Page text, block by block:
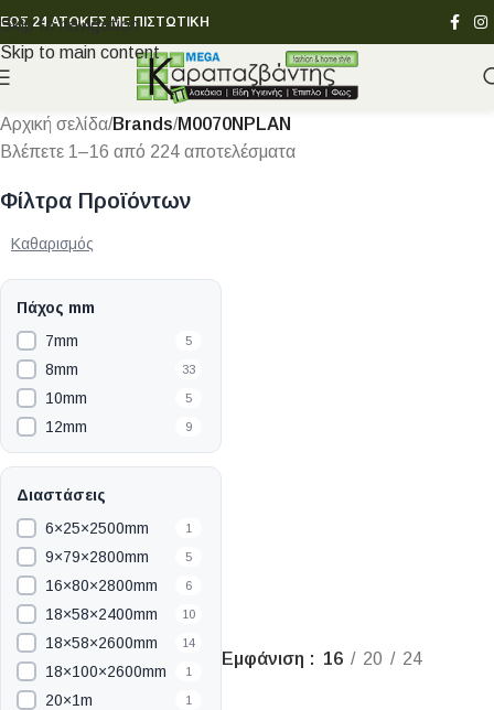
Skip to navigation
Skip to main content
ΕΩΣ 24 ΑΤΟΚΕΣ ΜΕ ΠΙΣΤΩΤΙΚΗ
Αρχική σελίδα/Brands/M0070NPLAN
Βλέπετε 1–16 από 224 αποτελέσματα
Φίλτρα Προϊόντων
Καθαρισμός
Πάχος mm
7mm
5
8mm 33
10mm 5
12mm 9
Διαστάσεις
6×25×2500mm
1
9×79×2800mm 5
16×80×2800mm 6
18×58×2400mm 10
18×58×2600mm 14
18×100×2600mm 1
20×1m 1
Εμφάνιση 16 20 24